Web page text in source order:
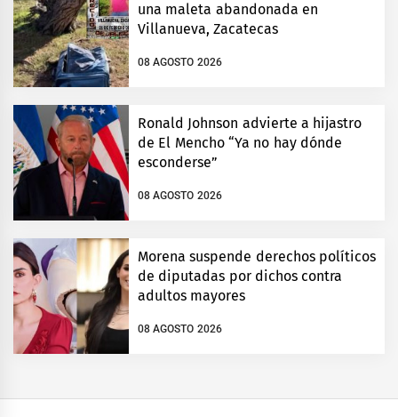
una maleta abandonada en
Villanueva, Zacatecas
08 AGOSTO 2026
Ronald Johnson advierte a hijastro
de El Mencho “Ya no hay dónde
esconderse”
08 AGOSTO 2026
Morena suspende derechos políticos
de diputadas por dichos contra
adultos mayores
08 AGOSTO 2026